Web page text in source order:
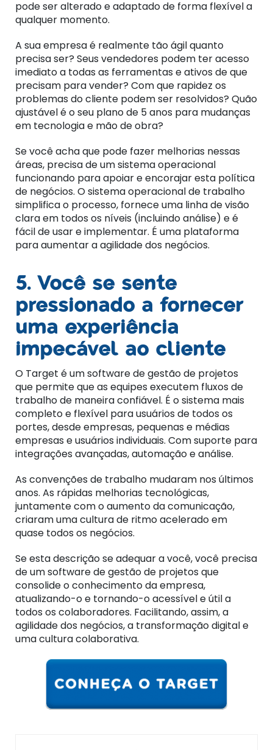
pode ser alterado e adaptado de forma flexível a
qualquer momento.
A sua empresa é realmente tão ágil quanto
precisa ser? Seus vendedores podem ter acesso
imediato a todas as ferramentas e ativos de que
precisam para vender? Com que rapidez os
problemas do cliente podem ser resolvidos? Quão
ajustável é o seu plano de 5 anos para mudanças
em tecnologia e mão de obra?
Se você acha que pode fazer melhorias nessas
áreas, precisa de um sistema operacional
funcionando para apoiar e encorajar esta política
de negócios. O sistema operacional de trabalho
simplifica o processo, fornece uma linha de visão
clara em todos os níveis (incluindo análise) e é
fácil de usar e implementar. É uma plataforma
para aumentar a agilidade dos negócios.
5. Você se sente
pressionado a fornecer
uma experiência
impecável ao cliente
O Target é um software de gestão de projetos
que permite que as equipes executem fluxos de
trabalho de maneira confiável. É o sistema mais
completo e flexível para usuários de todos os
portes, desde empresas, pequenas e médias
empresas e usuários individuais. Com suporte para
integrações avançadas, automação e análise.
As convenções de trabalho mudaram nos últimos
anos. As rápidas melhorias tecnológicas,
juntamente com o aumento da comunicação,
criaram uma cultura de ritmo acelerado em
quase todos os negócios.
Se esta descrição se adequar a você, você precisa
de um software de gestão de projetos que
consolide o conhecimento da empresa,
atualizando-o e tornando-o acessível e útil a
todos os colaboradores. Facilitando, assim, a
agilidade dos negócios, a transformação digital e
uma cultura colaborativa.